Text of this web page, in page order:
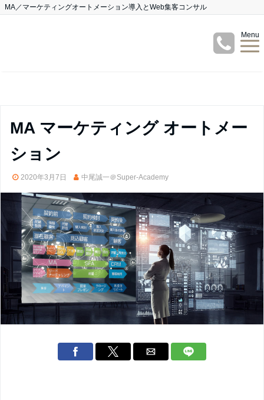
MA／マーケティングオートメーション導入とWeb集客コンサル
Menu
MA マーケティング オートメー
ション
2020年3月7日 中尾誠一＠Super-Academy